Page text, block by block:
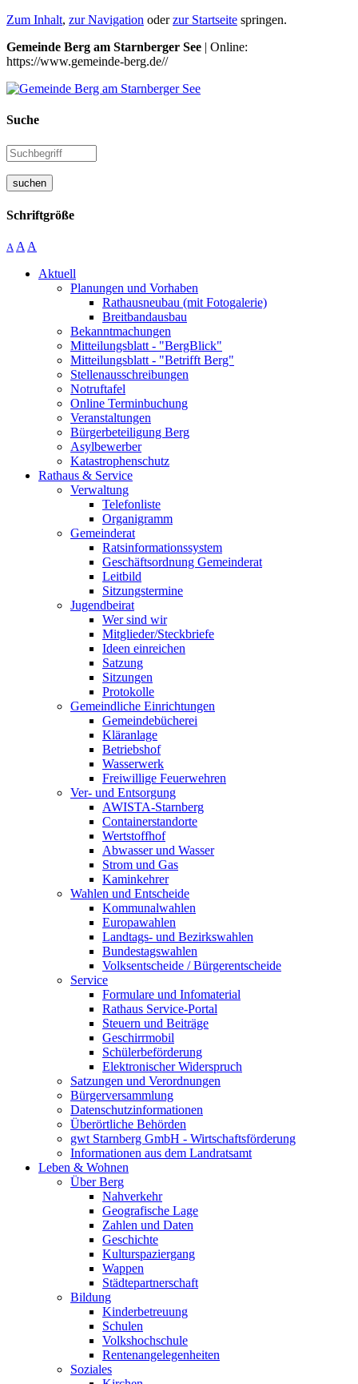
Zum Inhalt, zur Navigation oderzur Startseite springen.
Gemeinde Berg am Starnberger See | Online:
https://www.gemeinde-berg.de//
Suche
suchen
Schriftgröße
A A A
Aktuell
Planungen und Vorhaben
Rathausneubau (mit Fotogalerie)
Breitbandausbau
Bekanntmachungen
Mitteilungsblatt - "BergBlick"
Mitteilungsblatt - "Betrifft Berg"
Stellenausschreibungen
Notruftafel
Online Terminbuchung
Veranstaltungen
Bürgerbeteiligung Berg
Asylbewerber
Katastrophenschutz
Rathaus & Service
Verwaltung
Telefonliste
Organigramm
Gemeinderat
Ratsinformationssystem
Geschäftsordnung Gemeinderat
Leitbild
Sitzungstermine
Jugendbeirat
Wer sind wir
Mitglieder/Steckbriefe
Ideen einreichen
Satzung
Sitzungen
Protokolle
Gemeindliche Einrichtungen
Gemeindebücherei
Kläranlage
Betriebshof
Wasserwerk
Freiwillige Feuerwehren
Ver- und Entsorgung
AWISTA-Starnberg
Containerstandorte
Wertstoffhof
Abwasser und Wasser
Strom und Gas
Kaminkehrer
Wahlen und Entscheide
Kommunalwahlen
Europawahlen
Landtags- und Bezirkswahlen
Bundestagswahlen
Volksentscheide / Bürgerentscheide
Service
Formulare und Infomaterial
Rathaus Service-Portal
Steuern und Beiträge
Geschirrmobil
Schülerbeförderung
Elektronischer Widerspruch
Satzungen und Verordnungen
Bürgerversammlung
Datenschutzinformationen
Überörtliche Behörden
gwt Starnberg GmbH - Wirtschaftsförderung
Informationen aus dem Landratsamt
Leben & Wohnen
Über Berg
Nahverkehr
Geografische Lage
Zahlen und Daten
Geschichte
Kulturspaziergang
Wappen
Städtepartnerschaft
Bildung
Kinderbetreuung
Schulen
Volkshochschule
Rentenangelegenheiten
Soziales